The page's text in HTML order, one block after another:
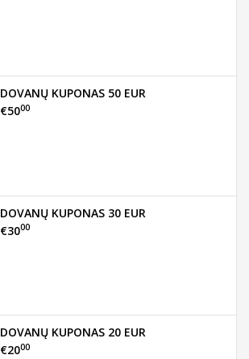
DOVANŲ KUPONAS 50 EUR
€5000
DOVANŲ KUPONAS 30 EUR
€3000
DOVANŲ KUPONAS 20 EUR
€2000